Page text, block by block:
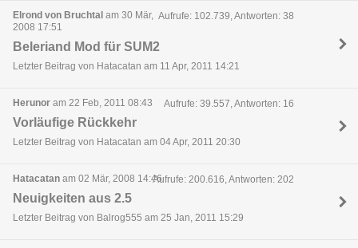
Elrond von Bruchtal am 30 Mär,
2008 17:51
Aufrufe: 102.739, Antworten: 38
Beleriand Mod für SUM2
Letzter Beitrag von Hatacatan am 11 Apr, 2011 14:21
Herunor am 22 Feb, 2011 08:43 Aufrufe: 39.557, Antworten: 16
Vorläufige Rückkehr
Letzter Beitrag von Hatacatan am 04 Apr, 2011 20:30
Hatacatan am 02 Mär, 2008 14:46Aufrufe: 200.616, Antworten: 202
Neuigkeiten aus 2.5
Letzter Beitrag von Balrog555 am 25 Jan, 2011 15:29